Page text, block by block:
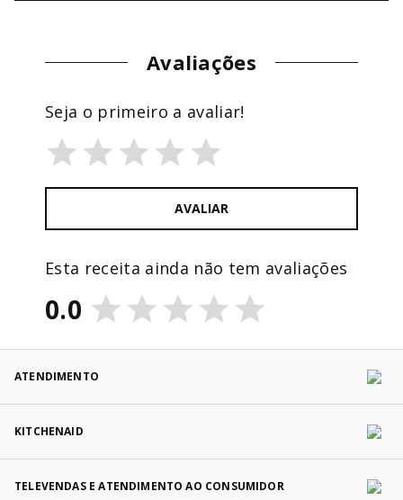
Avaliações
Esta receita ainda não tem avaliações
0.0
Seja o primeiro a avaliar!
AVALIAR
ATENDIMENTO
KITCHENAID
TELEVENDAS E ATENDIMENTO AO CONSUMIDOR